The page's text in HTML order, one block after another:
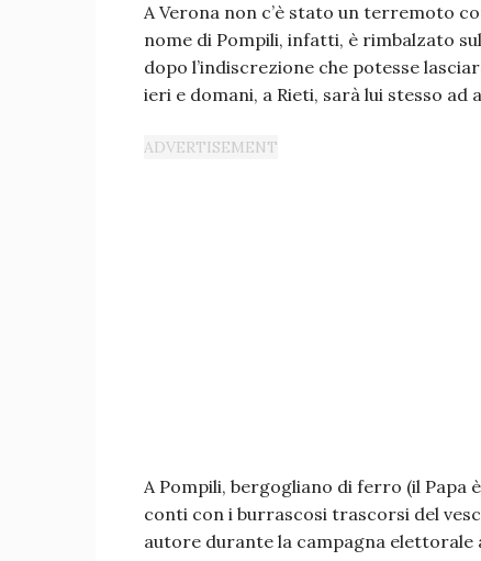
A Verona non c’è stato un terremoto
nome di Pompili, infatti, è rimbalzato
dopo l’indiscrezione che potesse
ieri e domani, a Rieti, sarà lui stesso ad
A Pompili, bergogliano di ferro (il Papa
conti con i burrascosi trascorsi del
autore durante la campagna elettorale